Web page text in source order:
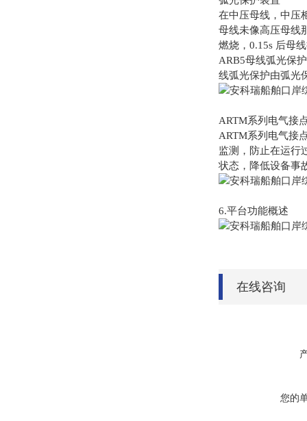
在中压母线，中压
母线未像高压母线
燃烧，0.15s 后母
ARB5母线弧光保
线弧光保护由弧光
ARTM系列电气接
ARTM系列电气接
监测，防止在运行
状态，降低设备事
6.平台功能概述
在线咨询
您的